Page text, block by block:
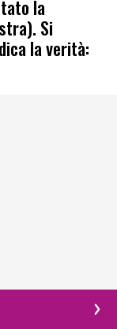
la
Si
la verità: